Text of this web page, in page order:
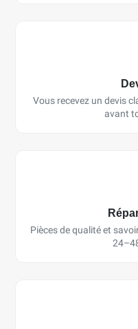
Vous recevez un devis
avant
Pièces de qualité et